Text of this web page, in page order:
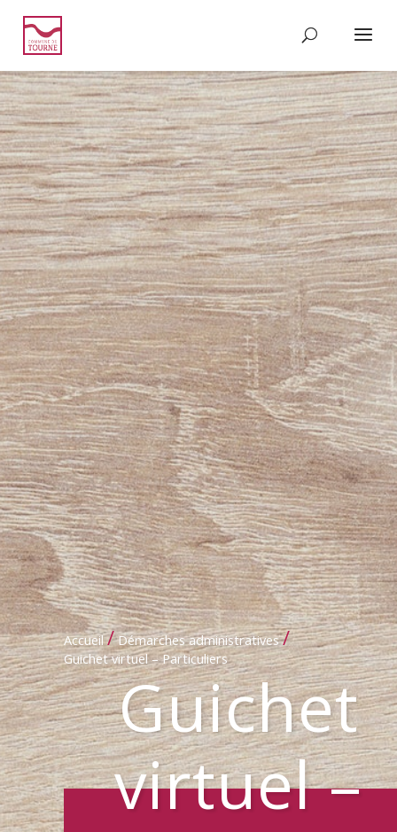
Accueil / Démarches administratives /
Guichet virtuel – Particuliers
Guichet
virtuel –